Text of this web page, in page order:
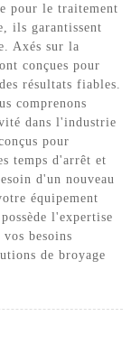
pour le traitement
ils garantissent
Axés sur la
conçues pour
résultats fiables.
comprenons
dans l'industrie
pour
temps d'arrêt et
d'un nouveau
équipement
l'expertise
besoins
de broyage